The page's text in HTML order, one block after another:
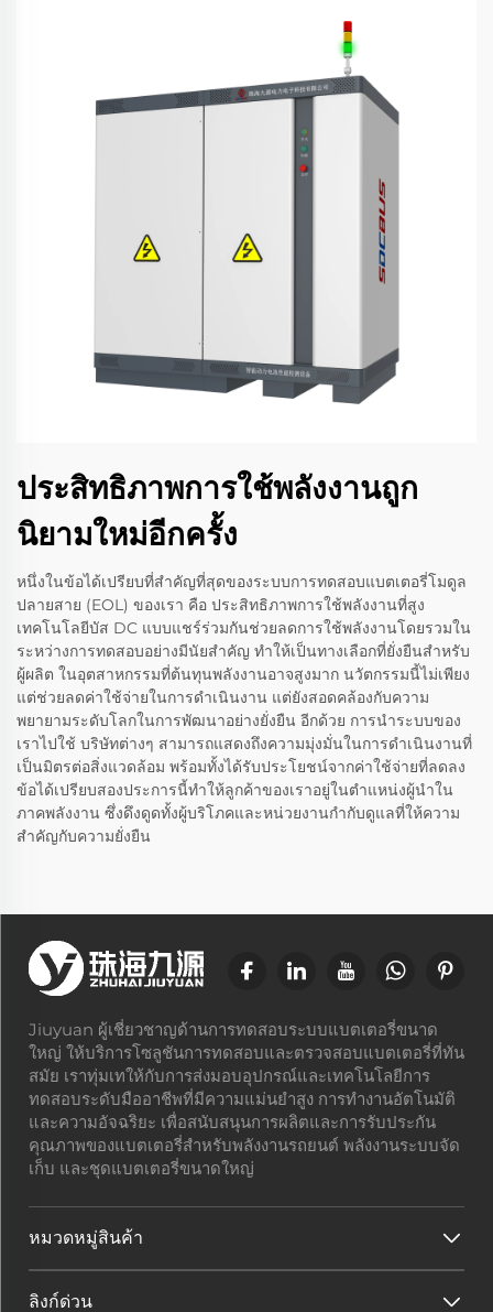
ประสิทธิภาพการใช้พลังงานถูก
นิยามใหม่อีกครั้ง
หนึ่งในข้อได้เปรียบที่สำคัญที่สุดของระบบการทดสอบแบตเตอรี่โมดูล
ปลายสาย (EOL) ของเรา คือ ประสิทธิภาพการใช้พลังงานที่สูง
เทคโนโลยีบัส DC แบบแชร์ร่วมกันช่วยลดการใช้พลังงานโดยรวมใน
ระหว่างการทดสอบอย่างมีนัยสำคัญ ทำให้เป็นทางเลือกที่ยั่งยืนสำหรับ
ผู้ผลิต ในอุตสาหกรรมที่ต้นทุนพลังงานอาจสูงมาก นวัตกรรมนี้ไม่เพียง
แต่ช่วยลดค่าใช้จ่ายในการดำเนินงาน แต่ยังสอดคล้องกับความ
พยายามระดับโลกในการพัฒนาอย่างยั่งยืน อีกด้วย การนำระบบของ
เราไปใช้ บริษัทต่างๆ สามารถแสดงถึงความมุ่งมั่นในการดำเนินงานที่
เป็นมิตรต่อสิ่งแวดล้อม พร้อมทั้งได้รับประโยชน์จากค่าใช้จ่ายที่ลดลง
ข้อได้เปรียบสองประการนี้ทำให้ลูกค้าของเราอยู่ในตำแหน่งผู้นำใน
ภาคพลังงาน ซึ่งดึงดูดทั้งผู้บริโภคและหน่วยงานกำกับดูแลที่ให้ความ
สำคัญกับความยั่งยืน
Jiuyuan ผู้เชี่ยวชาญด้านการทดสอบระบบแบตเตอรี่ขนาด
ใหญ่ ให้บริการโซลูชันการทดสอบและตรวจสอบแบตเตอรี่ที่ทัน
สมัย เราทุ่มเทให้กับการส่งมอบอุปกรณ์และเทคโนโลยีการ
ทดสอบระดับมืออาชีพที่มีความแม่นยำสูง การทำงานอัตโนมัติ
และความอัจฉริยะ เพื่อสนับสนุนการผลิตและการรับประกัน
คุณภาพของแบตเตอรี่สำหรับพลังงานรถยนต์ พลังงานระบบจัด
เก็บ และชุดแบตเตอรี่ขนาดใหญ่
หมวดหมู่สินค้า
ลิงก์ด่วน